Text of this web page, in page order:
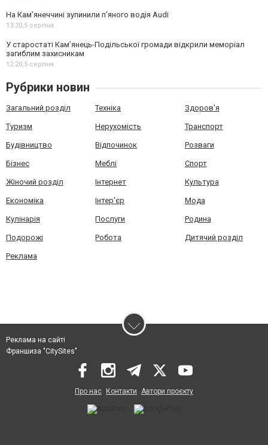
На Камʼянеччині зупинили п'яного водія Audi
13:20,5 серпня
У старостаті Кам’янець-Подільської громади відкрили меморіал
загиблим захисникам
12:20,5 серпня
Рубрики новин
Загальний розділ Техніка Здоров'я
Туризм Нерухомість Транспорт
Будівництво Відпочинок Розваги
Бізнес Меблі Спорт
Жіночий розділ Інтернет Культура
Економіка Інтер'єр Мода
Кулінарія Послуги Родина
Подорожі Робота Дитячий розділ
Реклама
Реклама на сайті
Франшиза "CitySites"
Про нас Контакти Автори проєкту